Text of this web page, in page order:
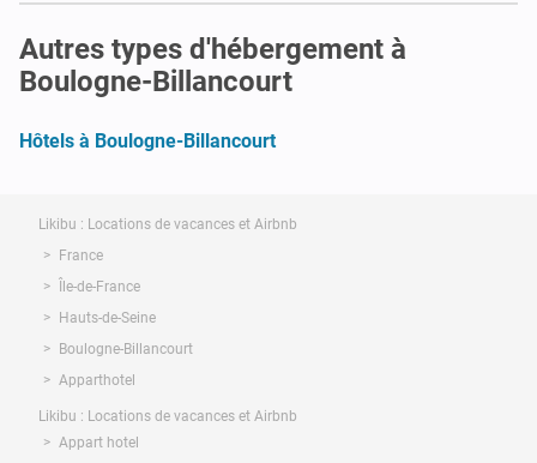
Autres types d'hébergement à
Boulogne-Billancourt
Hôtels à Boulogne-Billancourt
Likibu : Locations de vacances et Airbnb
France
Île-de-France
Hauts-de-Seine
Boulogne-Billancourt
Apparthotel
Likibu : Locations de vacances et Airbnb
Appart hotel